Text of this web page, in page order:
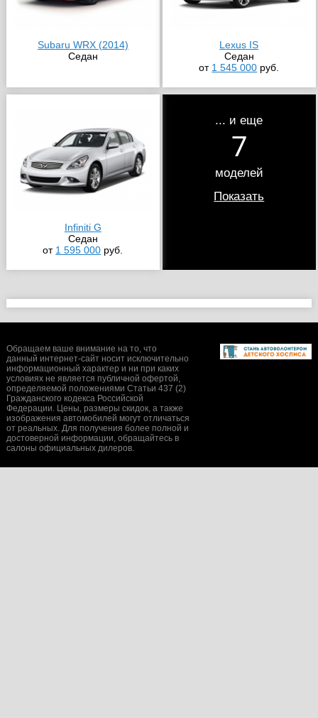
Subaru WRX (2014)
Седан
Lexus IS
Седан
от 1 545 000 руб.
Infiniti G
Седан
от 1 595 000 руб.
... и еще
7
моделей
Показать
Обращаем ваше внимание на то, что
данный интернет-сайт носит исключительно
информационный характер и ни при каких
условиях не является публичной офертой,
определяемой положениями Статьи 437 (2)
Гражданского кодекса Российской
Федерации. Цены, размеры скидок, а также
изображения автомобилей могут отличаться
от реальных. Для получения более полной и
достоверной информации, обращайтесь в
салоны официальных дилеров.